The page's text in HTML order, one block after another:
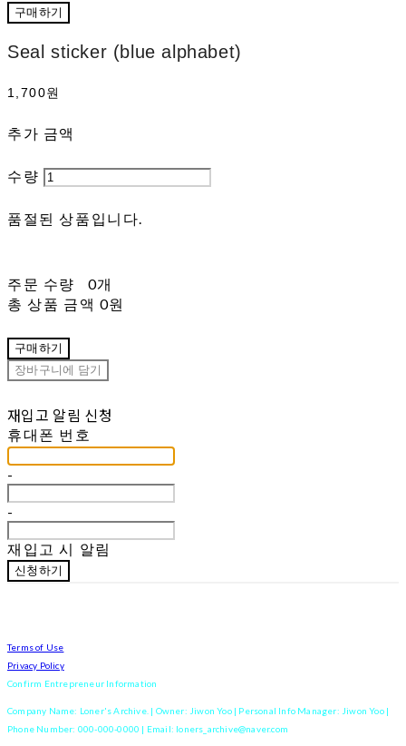
구매하기
Seal sticker (blue alphabet)
1,700원
추가 금액
수량
품절된 상품입니다.
주문 수량
0개
총 상품 금액 0원
구매하기
장바구니에 담기
재입고 알림 신청
휴대폰 번호
-
-
재입고 시 알림
신청하기
Terms of Use
Privacy Policy
Confirm Entrepreneur Information
Company Name: Loner's Archive. | Owner: Jiwon Yoo | Personal Info Manager: Jiwon Yoo |
Phone Number: 000-000-0000 | Email: loners_archive@naver.com